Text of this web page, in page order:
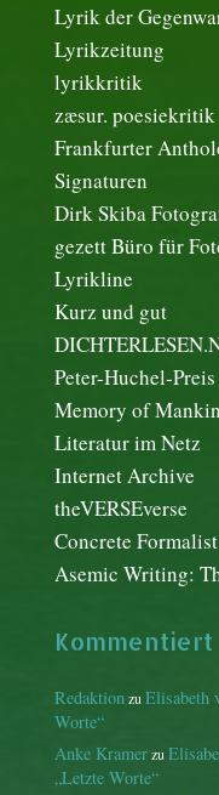
Lyrik der
Lyrikzeitung
lyrikkritik
zæsur. poesiekritik
Frankfurter
Signaturen
Dirk Skiba
gezett Büro für
Lyrikline
Kurz und gut
Peter-Huchel-Preis
Memory of
Literatur im Netz
Internet Archive
theVERSEverse
Concrete
Asemic Writing:
Kommentiert
RedaktionzuElisabeth
Worte“
Anke Kramerzu
„Letzte Worte“